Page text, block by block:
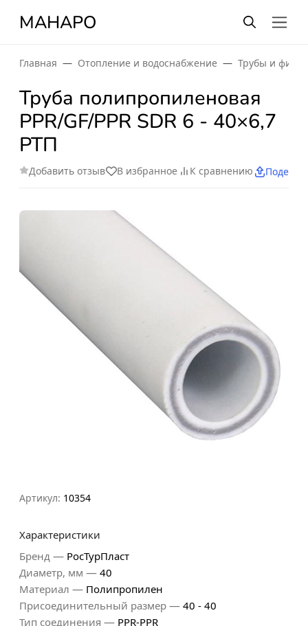
МАНАРО
Главная Отопление и водоснабжение Трубы и
Труба полипропиленовая
PPR/GF/PPR SDR 6 - 40×6,7
РТП
Добавить отзыв В избранное К сравнению
Артикул: 10354
Характеристики
Бренд — РосТурПласт
Диаметр, мм — 40
Материал — Полипропилен
Присоединительный размер — 40 - 40
Тип соединения — PPR-PPR